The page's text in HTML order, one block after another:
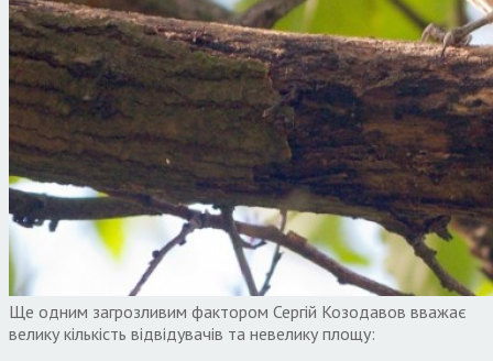
Ще одним загрозливим фактором Сергій Козодавов вважає
велику кількість відвідувачів та невелику площу: